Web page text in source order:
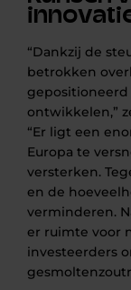
“Dankzij de
betrokken
gepositioneerd
ontwikkelen,”
“Er ligt een
Europa te
versterken.
en de
verminderen.
er ruimte voor
investeerders